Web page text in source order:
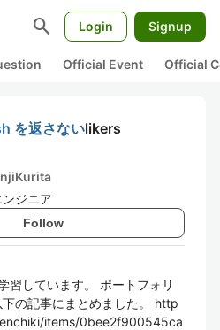
search Login Signup
Official Event Official
を返さないlikers
ジニア
Follow
習しています。 ポートフォリ
の記事にまとめました。 http
items/0bee2f900545ca